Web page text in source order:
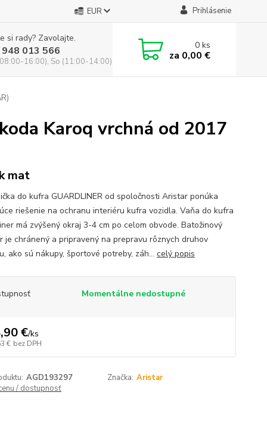
EUR Prihlásenie
si rady? Zavolajte.
013 566
16:00), So (11:00-14:00)
0ks
za 0,00 €
Karoq vrchná od 2017
mat
do kufra GUARDLINER od spoločnosti Aristar ponúka
riešenie na ochranu interiéru kufra vozidla. Vaňa do kufra
má zvýšený okraj 3-4 cm po celom obvode. Batožinový
je chránený a pripravený na prepravu rôznych druhov
ako sú nákupy, športové potreby, záh... celý popis
Momentálne nedostupné
€/ks
€ bez DPH
AGD193297 Značka: Aristar
/ dostupnosť